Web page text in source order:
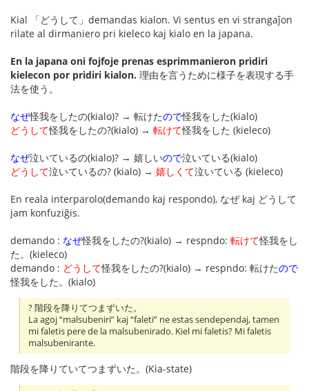
Kial 「どうして」demandas kialon. Vi sentus en vi strangaĵon
rilate al dirmaniero pri kieleco kaj kialo en la japana.
En la japana oni fojfoje prenas esprimmanieron pridiri
kielecon por pridiri kialon. 理由を言うために様子を表現する手
法を使う。
なぜ怪我をしたの(kialo)? → 転けたので怪我をした(kialo)
どうして怪我をしたの?(kialo) → 転けて怪我をした (kieleco)
なぜ泣いているの(kialo)? → 嬉しいので泣いている(kialo)
どうして泣いているの? (kialo) → 嬉しくて泣いている (kieleco)
En reala interparolo(demando kaj respondo), なぜ kaj どうして
jam konfuziĝis.
demando : なぜ怪我をしたの?(kialo) → respndo: 転けて怪我をし
た。(kieleco)
demando : どうして怪我をしたの?(kialo) → respndo: 転けたので
怪我をした。(kialo)
? 階段を降りてつまずいた。
La agoj “malsubeniri” kaj “faleti” ne estas sendependaj, tamen
mi faletis pere de la malsubenirado. Kiel mi faletis? Mi faletis
malsubenirante.
階段を降りていてつまずいた。(Kia-state)